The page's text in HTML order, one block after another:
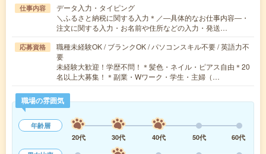
仕事内容
データ入力・タイピング
＼ふるさと納税に関する入力＊／―具体的なお仕事内容―・
注文に関する入力・お名前や住所などの入力・発送…
応募資格
職種未経験OK / ブランクOK / パソコンスキル不要 / 英語力不
要
未経験大歓迎！学歴不問！＊髪色・ネイル・ピアス自由＊20
名以上大募集！＊副業・Wワーク・学生・主婦（…
職場の雰囲気
年齢層
20代
30代 40代 50代
60代